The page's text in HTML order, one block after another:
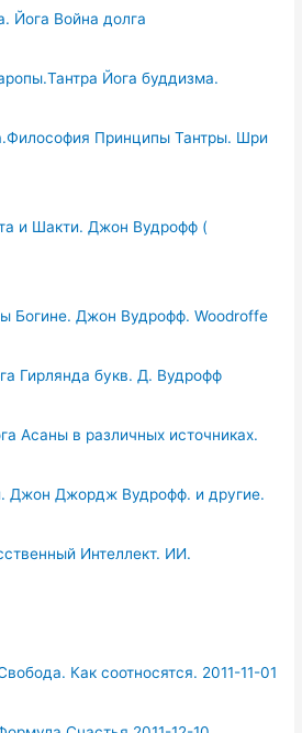
Йога Война долга
Йога буддизма.
Принципы Тантры. Шри
и Шакти. Джон Вудрофф (
Богине. Джон Вудрофф. Woodroffe
Гирлянда букв. Д. Вудрофф
Асаны в различных источниках.
Джон Джордж Вудрофф. и другие.
Интеллект. ИИ.
Как соотносятся. 2011-11-01